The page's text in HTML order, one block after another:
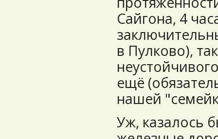
Сайгона, 4
в Пулково),
ещё
нашей
Уж, казалось